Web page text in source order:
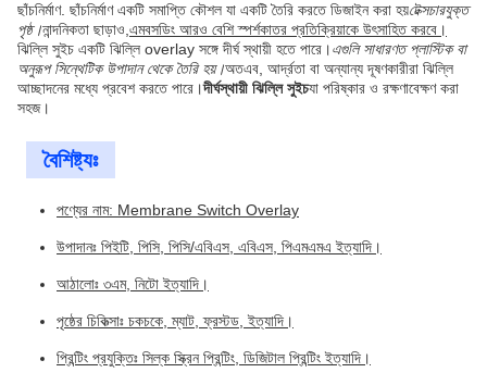
ছাঁচনির্মাণ. ছাঁচনির্মাণ একটি সমাপ্তি কৌশল যা একটি তৈরি করতে ডিজাইন করা হয়টেক্সচারযুক্ত
পৃষ্ঠ।নান্দনিকতা ছাড়াও, এমবসডিং আরও বেশি স্পর্শকাতর প্রতিক্রিয়াকে উৎসাহিত করবে।
ঝিল্লি সুইচ একটি ঝিল্লি overlay সঙ্গে দীর্ঘ স্থায়ী হতে পারে।এগুলি সাধারণত প্লাস্টিক বা
অনুরূপ সিন্থেটিক উপাদান থেকে তৈরি হয়।অতএব, আর্দ্রতা বা অন্যান্য দূষণকারীরা ঝিল্লি
আচ্ছাদনের মধ্যে প্রবেশ করতে পারে।দীর্ঘস্থায়ী ঝিল্লি সুইচযা পরিষ্কার ও রক্ষণাবেক্ষণ করা
সহজ।
বৈশিষ্ট্যঃ
পণ্যের নাম: Membrane Switch Overlay
উপাদানঃ পিইটি, পিসি, পিসি/এবিএস, এবিএস, পিএমএমএ ইত্যাদি।
আঠালোঃ ৩এম, নিটো ইত্যাদি।
পৃষ্ঠের চিকিত্সাঃ চকচকে, ম্যাট, ফ্রস্টড, ইত্যাদি।
প্রিন্টিং প্রযুক্তিঃ সিল্ক স্ক্রিন প্রিন্টিং, ডিজিটাল প্রিন্টিং ইত্যাদি।